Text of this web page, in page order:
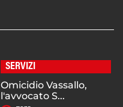
SERVIZI
Omicidio Vassallo,
l'avvocato S...